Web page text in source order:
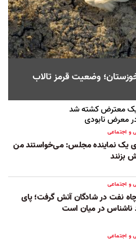
وضعیت قرمز تالاب
یک معترض کشته شد
معرض نابودی
و اجتماعی
یک نماینده مجلس: می‌خواستند من
بزنند
و اجتماعی
نفت در شادگان آتش گرفت؛ پای
ناشناس در میان است
و اجتماعی